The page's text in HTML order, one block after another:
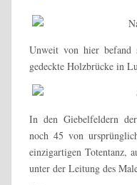
Unweit von hier befand
gedeckte Holzbrücke in
In den Giebelfeldern
noch 45 von
einzigartigen Totentanz,
unter der Leitung des